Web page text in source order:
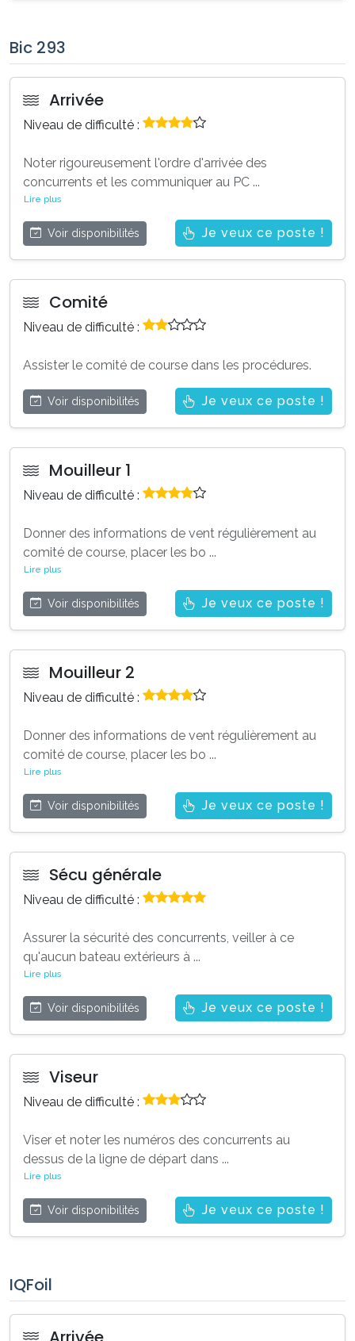
Bic 293
Arrivée
Niveau de difficulté :
Noter rigoureusement l'ordre d'arrivée des
concurrents et les communiquer au PC ...
Lire plus
Voir disponibilités Je veux ce poste !
Comité
Niveau de difficulté :
Assister le comité de course dans les procédures.
Voir disponibilités Je veux ce poste !
Mouilleur 1
Niveau de difficulté :
Donner des informations de vent régulièrement au
comité de course, placer les bo ...
Lire plus
Voir disponibilités Je veux ce poste !
Mouilleur 2
Niveau de difficulté :
Donner des informations de vent régulièrement au
comité de course, placer les bo ...
Lire plus
Voir disponibilités Je veux ce poste !
Sécu générale
Niveau de difficulté :
Assurer la sécurité des concurrents, veiller à ce
qu'aucun bateau extérieurs à ...
Lire plus
Voir disponibilités Je veux ce poste !
Viseur
Niveau de difficulté :
Viser et noter les numéros des concurrents au
dessus de la ligne de départ dans ...
Lire plus
Voir disponibilités Je veux ce poste !
IQFoil